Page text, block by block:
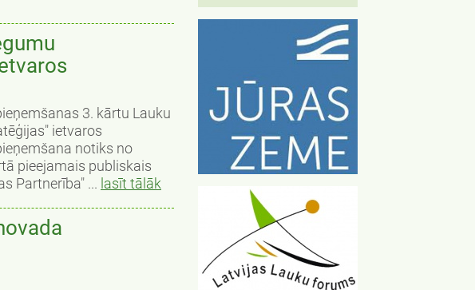
3. kārtu Lauku
ietvaros
notiks no
pieejamais publiskais
Partnerība" ... lasīt tālāk